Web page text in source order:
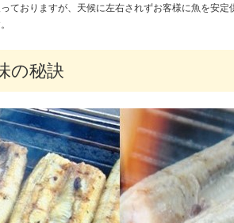
ておりますが、天候に左右されずお客様に魚を安定
の秘訣